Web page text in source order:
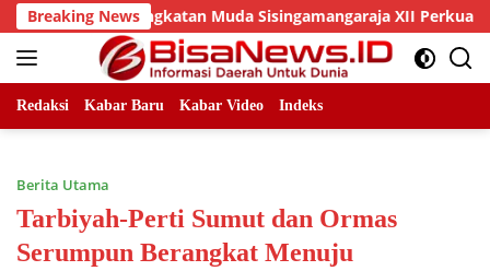
Skip
to
content
Breaking News
DPC Angkatan Muda Sisingamangaraja XII Perkuat
Redaksi Kabar Baru Kabar Video Indeks
Berita Utama
Tarbiyah-Perti Sumut dan Ormas
Serumpun Berangkat Menuju